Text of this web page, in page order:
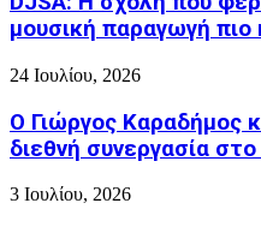
μουσική παραγωγή
24 Ιουλίου, 2026
Ο Γιώργος Καραδήμος
διεθνή συνεργασία
3 Ιουλίου, 2026